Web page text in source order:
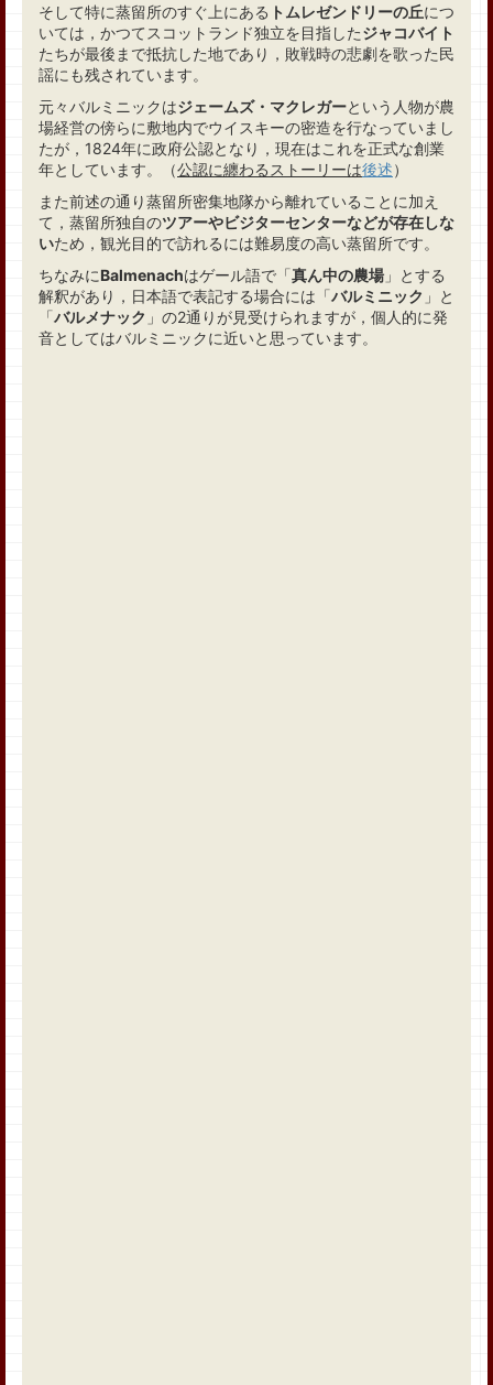
そして特に蒸留所のすぐ上にある トムレゼンドリーの丘につ
いては，かつてスコットランド独立を目指したジャコバイト
たちが最後まで抵抗した地であり，敗戦時の悲劇を歌った民
謡にも残されています。
元々バルミニックはジェームズ・マクレガーという人物が農
場経営の傍らに敷地内でウイスキーの密造を行なっていまし
たが，1824年に政府公認となり，現在はこれを正式な創業
年としています。（公認に纏わるストーリーは後述）
また前述の通り蒸留所密集地隊から離れていることに加え
て，蒸留所独自のツアーやビジターセンターなどが存在しな
いため，観光目的で訪れるには難易度の高い蒸留所です。
ちなみにBalmenachはゲール語で「真ん中の農場 」とする
解釈があり，日本語で表記する場合には「バルミニック 」と
「バルメナック 」の2通りが見受けられますが，個人的に発
音としてはバルミニックに近いと思っています。